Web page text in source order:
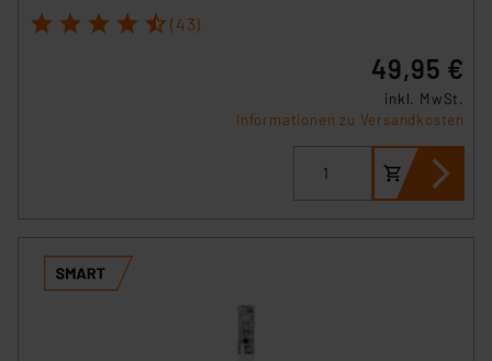
1 2 3 4 5 (43)
49,95 €
inkl. MwSt.
Informationen zu Versandkosten